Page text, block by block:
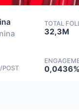
TOTAL
32,3M
POST
0,0436%